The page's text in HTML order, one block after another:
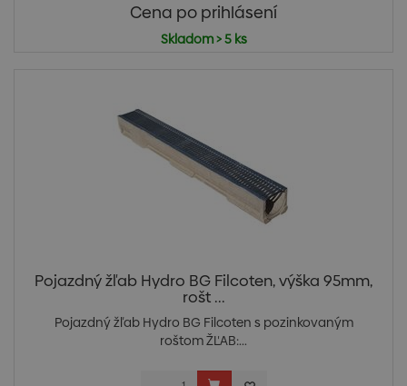
Cena po prihlásení
Skladom > 5 ks
Pojazdný žľab Hydro BG Filcoten, výška 95mm,
rošt ...
Pojazdný žľab Hydro BG Filcoten s pozinkovaným
roštom ŽĽAB:...